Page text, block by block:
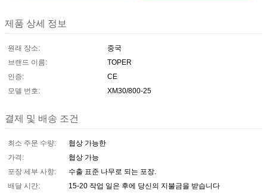
제품 상세 정보
원래 장소:
중국
브랜드 이름:
TOPER
인증:
CE
모델 번호:
XM30/800-25
결제 및 배송 조건
최소 주문 수량:
협상 가능한
가격:
협상 가능
포장 세부 사항:
수출 표준 나무로 되는 포장.
배달 시간:
15-20 작업 일은 후에 당신의 지불금을 받습니다